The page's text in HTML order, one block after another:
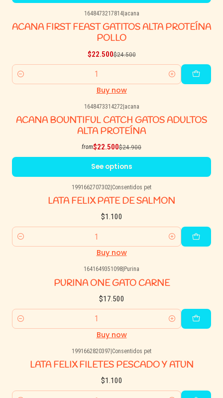
1648473217814| acana
ACANA FIRST FEAST GATITOS ALTA PROTEÍNA
POLLO
$22.500$24.500
Quantity
Buy now
1648473314272|acana
ACANA BOUNTIFUL CATCH GATOS ADULTOS
ALTA PROTEÍNA
from$22.500$24.900
See options
1991662707302 Consentidos pet
LATA FELIX PATE DE SALMON
$1.100
Quantity
Buy now
1641649351098 Purina
PURINA ONE GATO CARNE
$17.500
Quantity
Buy now
1991662820397|Consentidos pet
LATA FELIX FILETES PESCADO Y ATUN
$1.100